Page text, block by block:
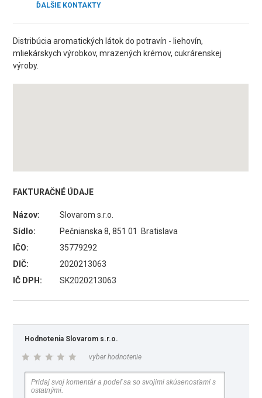
ĎALŠIE KONTAKTY
Distribúcia aromatických látok do potravín - liehovín,
mliekárskych výrobkov, mrazených krémov, cukrárenskej
výroby.
FAKTURAČNÉ ÚDAJE
Názov:
Slovarom s.r.o.
Sídlo:
Pečnianska 8, 851 01 Bratislava
IČO:
35779292
DIČ:
2020213063
IČ DPH:
SK2020213063
Hodnotenia Slovarom s.r.o.
vyber hodnotenie